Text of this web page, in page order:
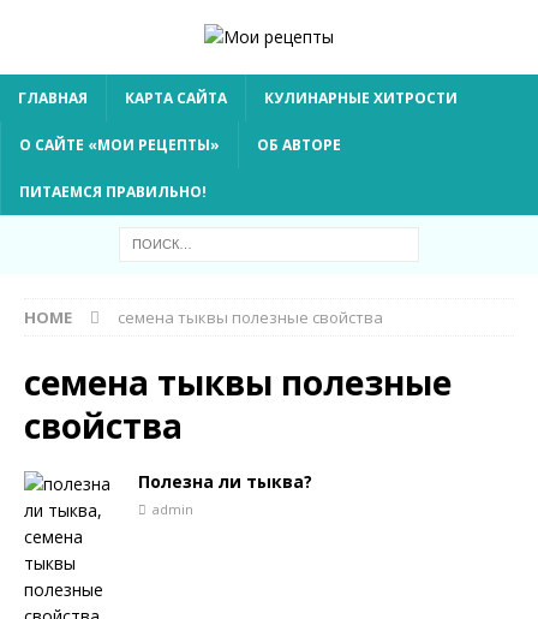
ГЛАВНАЯ КАРТА САЙТА КУЛИНАРНЫЕ ХИТРОСТИ
О САЙТЕ «МОИ РЕЦЕПТЫ» ОБ АВТОРЕ
ПИТАЕМСЯ ПРАВИЛЬНО!
HOME семена тыквы полезные свойства
семена тыквы полезные
свойства
Полезна ли тыква?
admin